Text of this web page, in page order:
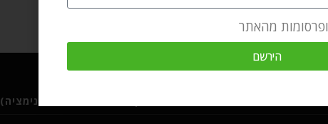
מעשיות ומשלים מרבי נחמן מברסלב (סרטוני אנימציה)
מהאתר
הירשם